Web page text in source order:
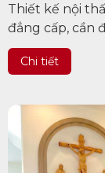
Thiết kế nội
đẳng cấp, cần
phong cách,
công nội thất
Chi tiết